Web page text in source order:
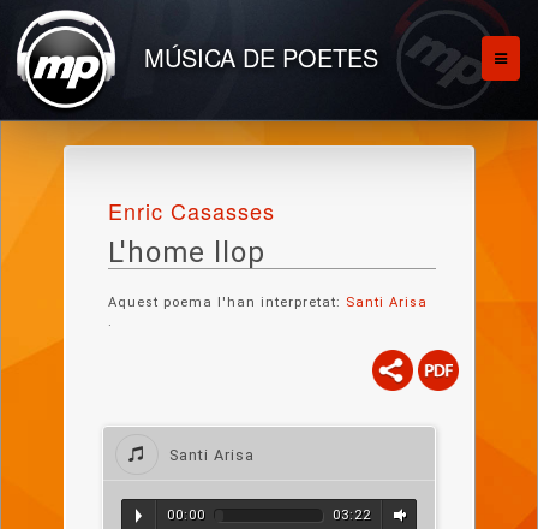
MÚSICA DE POETES
Enric Casasses
L'home llop
Aquest poema l'han interpretat: Santi Arisa
.
Santi Arisa
00:00 03:22